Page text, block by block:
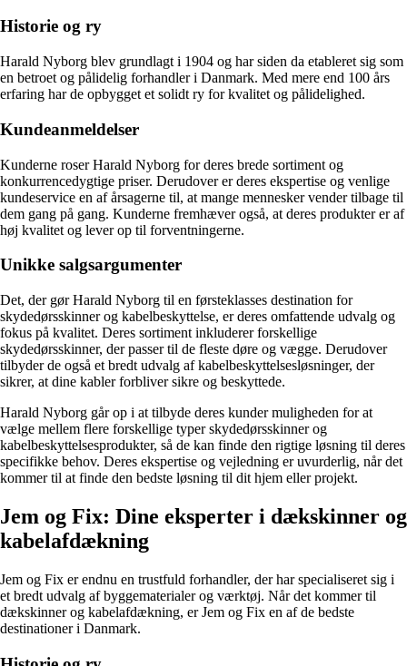
Historie og ry
Harald Nyborg blev grundlagt i 1904 og har siden da etableret sig som
en betroet og pålidelig forhandler i Danmark. Med mere end 100 års
erfaring har de opbygget et solidt ry for kvalitet og pålidelighed.
Kundeanmeldelser
Kunderne roser Harald Nyborg for deres brede sortiment og
konkurrencedygtige priser. Derudover er deres ekspertise og venlige
kundeservice en af årsagerne til, at mange mennesker vender tilbage til
dem gang på gang. Kunderne fremhæver også, at deres produkter er af
høj kvalitet og lever op til forventningerne.
Unikke salgsargumenter
Det, der gør Harald Nyborg til en førsteklasses destination for
skydedørsskinner og kabelbeskyttelse, er deres omfattende udvalg og
fokus på kvalitet. Deres sortiment inkluderer forskellige
skydedørsskinner, der passer til de fleste døre og vægge. Derudover
tilbyder de også et bredt udvalg af kabelbeskyttelsesløsninger, der
sikrer, at dine kabler forbliver sikre og beskyttede.
Harald Nyborg går op i at tilbyde deres kunder muligheden for at
vælge mellem flere forskellige typer skydedørsskinner og
kabelbeskyttelsesprodukter, så de kan finde den rigtige løsning til deres
specifikke behov. Deres ekspertise og vejledning er uvurderlig, når det
kommer til at finde den bedste løsning til dit hjem eller projekt.
Jem og Fix: Dine eksperter i dækskinner og
kabelafdækning
Jem og Fix er endnu en trustfuld forhandler, der har specialiseret sig i
et bredt udvalg af byggematerialer og værktøj. Når det kommer til
dækskinner og kabelafdækning, er Jem og Fix en af de bedste
destinationer i Danmark.